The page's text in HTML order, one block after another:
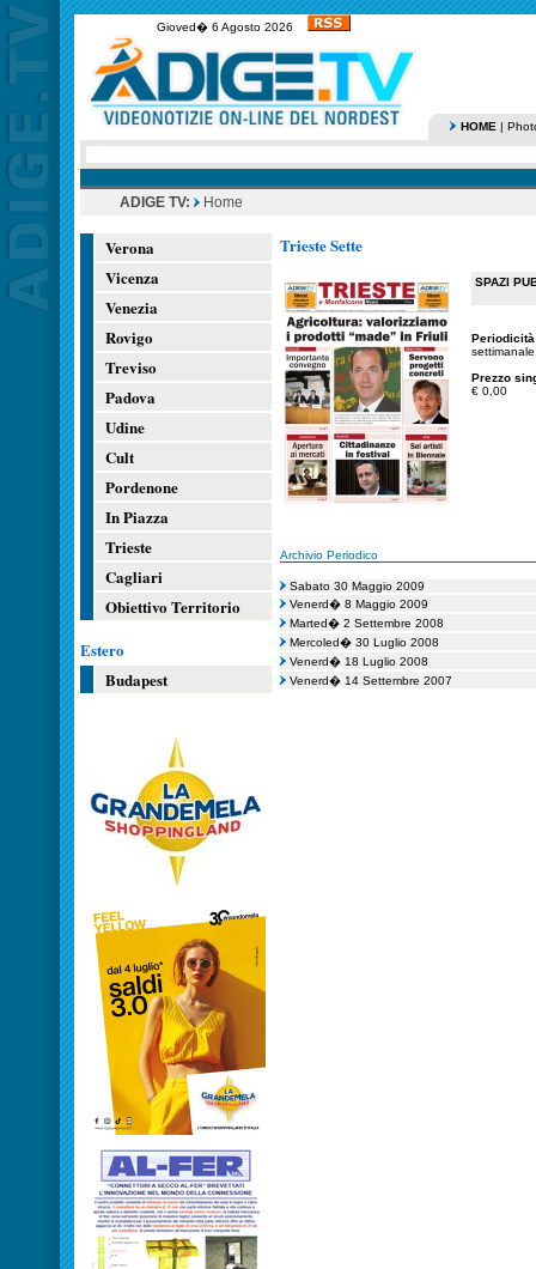
Gioved� 6 Agosto 2026
HOME |
ADIGE TV: Home
Verona
Vicenza
Venezia
Rovigo
Treviso
Padova
Udine
Cult
Pordenone
In Piazza
Trieste
Cagliari
Obiettivo Territorio
Estero
Budapest
Trieste Sette
SPAZI
settimanale
Prezzo
€ 0,00
Archivio Periodico
Sabato 30 Maggio 2009
Venerd� 8 Maggio 2009
Marted� 2 Settembre 2008
Mercoled� 30 Luglio 2008
Venerd� 18 Luglio 2008
Venerd� 14 Settembre 2007